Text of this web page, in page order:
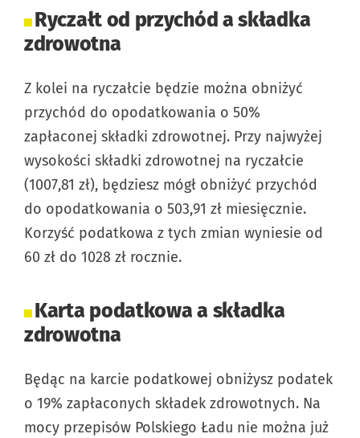
Ryczałt od przychód a składka
zdrowotna
Z kolei na ryczałcie będzie można obniżyć
przychód do opodatkowania o 50%
zapłaconej składki zdrowotnej. Przy najwyżej
wysokości składki zdrowotnej na ryczałcie
(1007,81 zł), będziesz mógł obniżyć przychód
do opodatkowania o 503,91 zł miesięcznie.
Korzyść podatkowa z tych zmian wyniesie od
60 zł do 1028 zł rocznie.
Karta podatkowa a składka
zdrowotna
Będąc na karcie podatkowej obniżysz podatek
o 19% zapłaconych składek zdrowotnych. Na
mocy przepisów Polskiego Ładu nie można już